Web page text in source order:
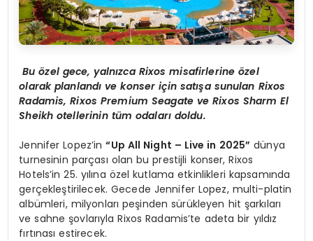
Buözel gece, yalnızca Rixos misafirlerineözel
olarak planlandı ve konser için satışa sunulan Rixos
Radamis, Rixos Premium Seagate ve Rixos Sharm El
Sheikh otellerinin tüm odaları doldu.
Jennifer Lopez’in“Up All Night – Live in 2025” dünya
turnesinin parçası olan bu prestijli konser, Rixos
Hotels’in 25. yılına özel kutlama etkinlikleri kapsamında
gerçekleştirilecek. Gecede Jennifer Lopez, multi-platin
albümleri, milyonları peşinden sürükleyen hit şarkıları
ve sahne şovlarıyla Rixos Radamis’te adeta bir yıldız
fırtınası estirecek.